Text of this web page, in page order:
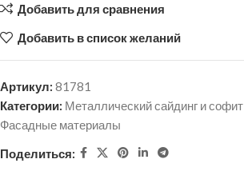
Добавить для сравнения
Добавить в список желаний
Артикул: 81781
Категории: Металлический сайдинг и софит
Фасадные материалы
Поделиться: